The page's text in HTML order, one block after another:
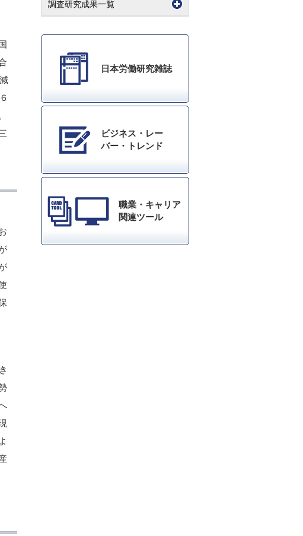
調査研究成果一覧
日本労働研究雑誌
ビジネス・レー
バー・トレンド
職業・キャリア
関連ツール